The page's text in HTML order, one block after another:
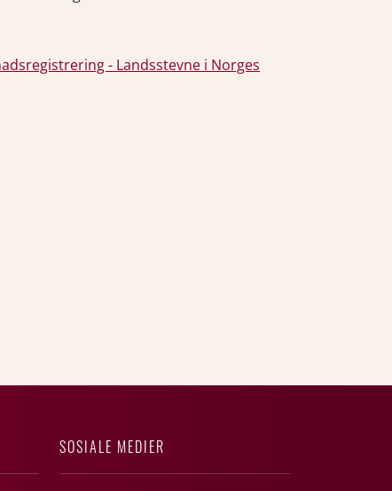
- Landsstevne i Norges
SOSIALE MEDIER